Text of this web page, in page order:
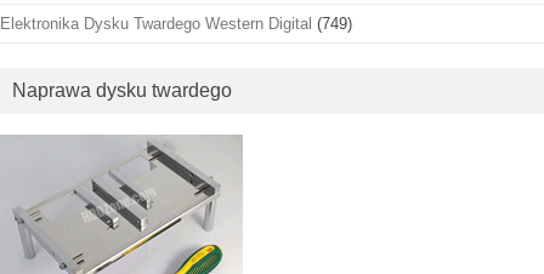
Elektronika Dysku Twardego Western Digital (749)
Naprawa dysku twardego